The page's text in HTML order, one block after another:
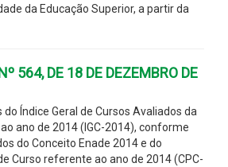
da Educação Superior, a partir da
564, DE 18 DE DEZEMBRO DE
Índice Geral de Cursos Avaliados da
ano de 2014 (IGC-2014), conforme
do Conceito Enade 2014 e do
Curso referente ao ano de 2014 (CPC-